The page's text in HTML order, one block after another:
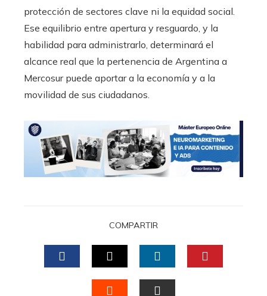
protección de sectores clave ni la equidad social.
Ese equilibrio entre apertura y resguardo, y la
habilidad para administrarlo, determinará el
alcance real que la pertenencia de Argentina a
Mercosur puede aportar a la economía y a la
movilidad de sus ciudadanos.
COMPARTIR
FACEBOOKTWITTERLINKEDIN